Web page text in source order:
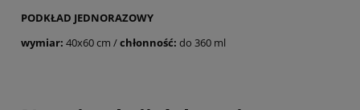
PODKŁAD JEDNORAZOWY
wymiar: 40x60 cm /chłonność: do 360 ml